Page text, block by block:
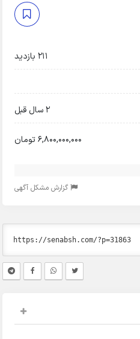
211 بازدید
2 سال قبل
6,800,000,000 تومان
گزارش مشکل آگهی